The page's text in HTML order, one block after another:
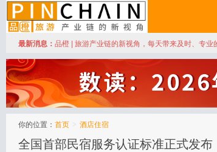
品橙旅游
最新消息： 品橙 | 旅游产业链的新视角，每天带来及时、专
你的位置： 首页 > 酒店住宿
全国首部民宿服务认证标准正式发布